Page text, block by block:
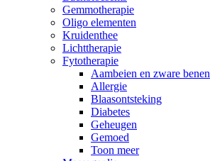
Gemmotherapie
Oligo elementen
Kruidenthee
Lichttherapie
Fytotherapie
Aambeien en zware benen
Allergie
Blaasontsteking
Diabetes
Geheugen
Gemoed
Toon meer